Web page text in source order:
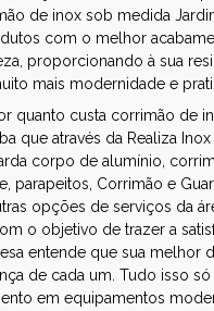
de inox sob medida
com o melhor
proporcionando à sua
mais modernidade e
quanto custa corrimão de
que através da Realiza
corpo de alumínio,
parapeitos, Corrimão e
opções de serviços da
o objetivo de trazer a
entende que sua melhor
de cada um. Tudo isso só
em equipamentos